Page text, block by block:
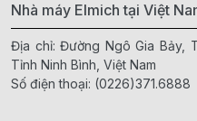
Nhà máy Elmich tại Việt
Địa chỉ: Đường Ngô Gia Bảy,
Tỉnh Ninh Bình, Việt Nam
Số điện thoại: (0226)371.6888